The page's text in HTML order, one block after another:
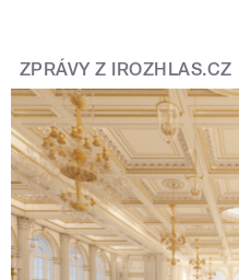
ZPRÁVY Z IROZHLAS.CZ